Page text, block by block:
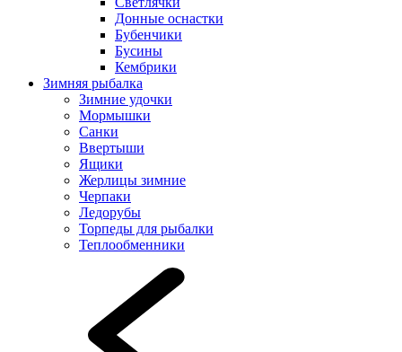
Донные оснастки
Бубенчики
Бусины
Кембрики
Зимняя рыбалка
Зимние удочки
Мормышки
Санки
Ввертыши
Ящики
Жерлицы зимние
Черпаки
Ледорубы
Торпеды для рыбалки
Теплообменники